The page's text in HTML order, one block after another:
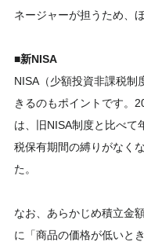
ネージャーが担うため、
■新NISA
NISA（少額投資非課税制
きるのもポイントです。
は、旧NISA制度と比べて
税保有期間の縛りがなく
た。
なお、あらかじめ積立金
に「商品の価格が低いと